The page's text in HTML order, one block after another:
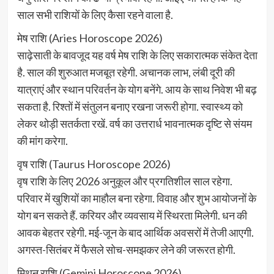
साल सभी राशियों के लिए कैसा रहने वाला है.
मेष राशि (Aries Horoscope 2026)
साढ़ेसाती के बावजूद यह वर्ष मेष राशि के लिए सकारात्मक संकेत देता
है. साल की शुरुआत मजबूत रहेगी. अचानक लाभ, लंबी दूरी की
यात्राएं और स्थान परिवर्तन के योग बनेंगे. आय के साथ निवेश भी बढ़
सकता है. रिश्तों में संतुलन बनाए रखना जरूरी होगा. स्वास्थ्य को
लेकर थोड़ी सतर्कता रखें. वर्ष का उत्तरार्ध भावनात्मक दृष्टि से संयम
की मांग करेगा.
वृष राशि (Taurus Horoscope 2026)
वृष राशि के लिए 2026 अनुकूल और प्रगतिशील साल रहेगा.
परिवार में खुशियों का माहौल बना रहेगा. विवाह और शुभ आयोजनों के
योग बन सकते हैं. करियर और व्यवसाय में स्थिरता मिलेगी. धन की
आवक बेहतर रहेगी. मई-जून के बाद आर्थिक अवसरों में तेजी आएगी.
अगस्त-सितंबर में फैसले सोच-समझकर लेने की जरूरत होगी.